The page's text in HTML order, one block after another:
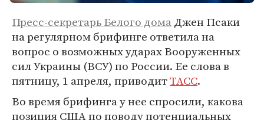
Пресс-секретарь Белого домаДжен Псаки
на регулярном брифинге ответила на
вопрос о возможных ударах Вооруженных
сил Украины (ВСУ) по России. Ее слова в
пятницу, 1 апреля, приводитТАСС.
Во время брифинга у нее спросили, какова
позиция США по поводу потенциальных